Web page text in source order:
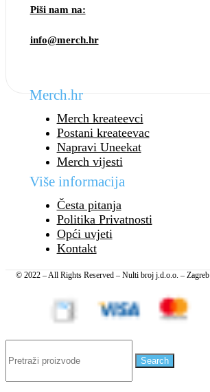
Piši nam na:
info@merch.hr
Merch.hr
Merch kreateevci
Postani kreateevac
Napravi Uneekat
Merch vijesti
Više informacija
Česta pitanja
Politika Privatnosti
Opći uvjeti
Kontakt
© 2022 – All Rights Reserved – Nulti broj j.d.o.o. – Zagreb
Search